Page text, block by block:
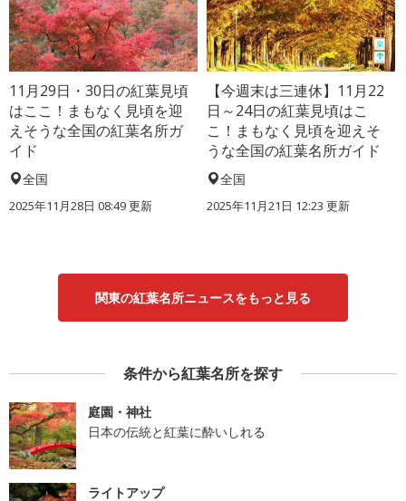
11月29日・30日の紅葉見頃
はここ！まもなく見頃を迎
えそうな全国の紅葉名所ガ
イド
全国
2025年11月28日 08:49 更新
【今週末は三連休】11月22
日～24日の紅葉見頃はこ
こ！まもなく見頃を迎えそ
うな全国の紅葉名所ガイド
全国
2025年11月21日 12:23 更新
関東の紅葉名所ニュースをもっと見る
条件から紅葉名所を探す
庭園・神社
日本の伝統と紅葉に酔いしれる
ライトアップ